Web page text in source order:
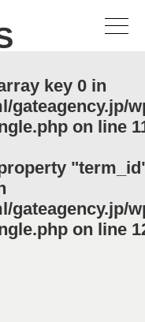
key 0 in
gateagency.jp/
on line
gateagency.jp/
on line